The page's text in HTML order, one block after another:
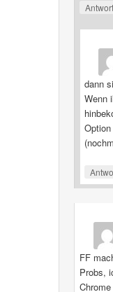
dann
Wenn
FF
Probs,